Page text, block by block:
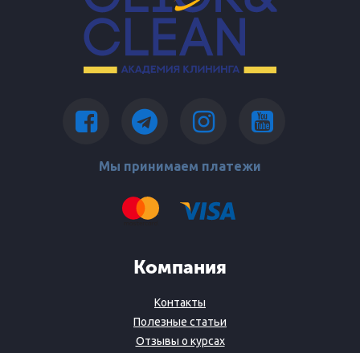
Мы принимаем платежи
Компания
Контакты
Полезные статьи
Отзывы о курсах